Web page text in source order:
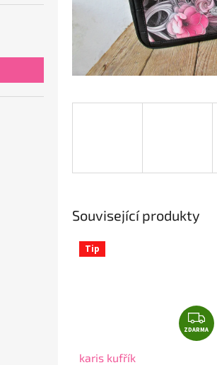
Související produkty
Tip
Z
D
ZDARMA
karis kufřík